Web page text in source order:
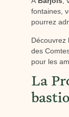
fontaines,
pourrez
Découvrez
des
pour les
La